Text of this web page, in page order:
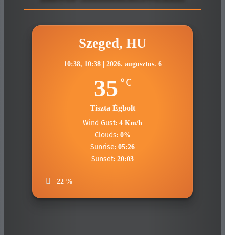
Szeged, HU
10:38, 10:38 | 2026. augusztus. 6
35 °C
Tiszta Égbolt
22 %
Wind Gust: 4 Km/h
Clouds: 0%
Sunrise: 05:26
Sunset: 20:03